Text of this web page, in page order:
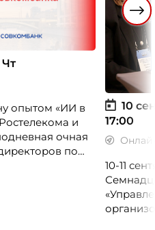
Чт
опытом «ИИ в
и
очная
по
10
17:00
10-11